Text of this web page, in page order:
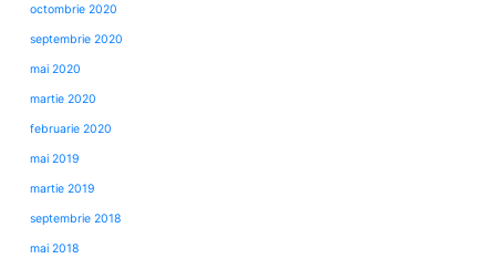
octombrie 2020
septembrie 2020
mai 2020
martie 2020
februarie 2020
mai 2019
martie 2019
septembrie 2018
mai 2018